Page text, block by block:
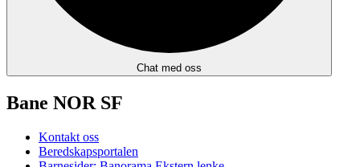
Chat med oss
Bane NOR SF
Kontakt oss
Beredskapsportalen